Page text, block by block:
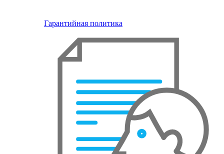
Гарантийная политика